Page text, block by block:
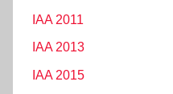
IAA 2011
IAA 2013
IAA 2015